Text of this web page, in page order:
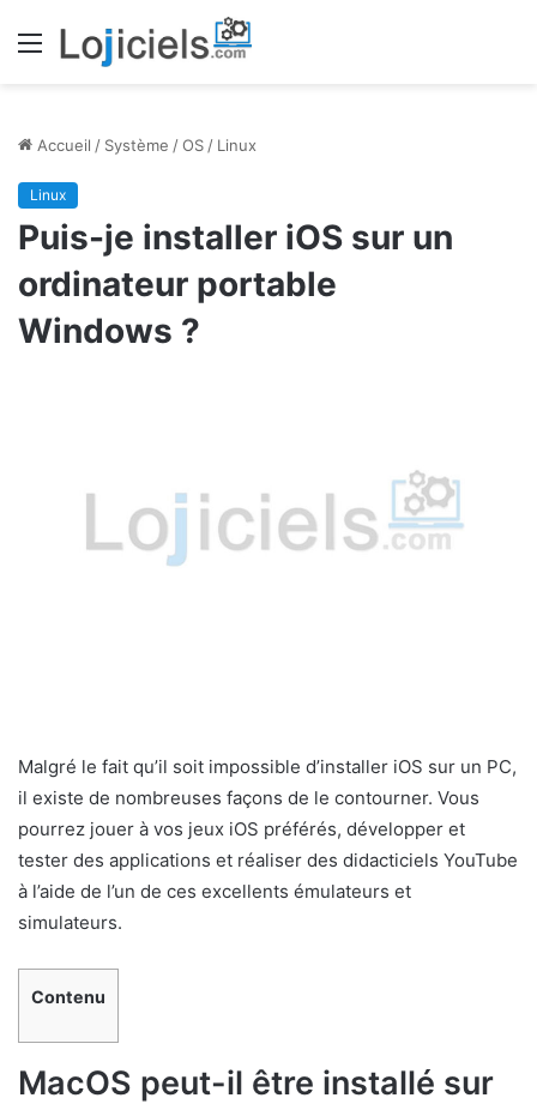
Menu
Accueil / Système /OS / Linux
Linux
Puis-je installer iOS sur un
ordinateur portable
Windows ?
Malgré le fait qu’il soit impossible d’installer iOS sur un PC,
il existe de nombreuses façons de le contourner. Vous
pourrez jouer à vos jeux iOS préférés, développer et
tester des applications et réaliser des didacticiels YouTube
à l’aide de l’un de ces excellents émulateurs et
simulateurs.
Contenu
MacOS peut-il être installé sur